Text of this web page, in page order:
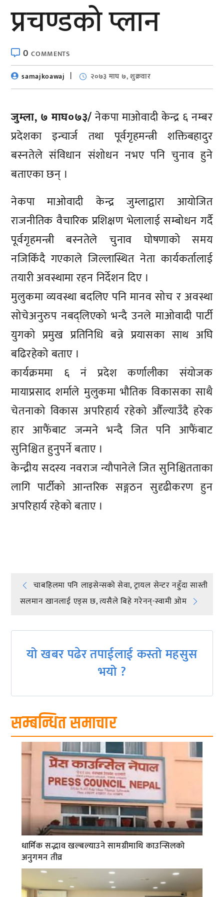
प्रचण्डको प्लान
0COMMENTS
samajkoawaj
२०७३ माघ ७, शुक्रवार
जुम्ला, ७ माघ०७३/नेकपा माओवादी केन्द्र ६ नम्बर
प्रदेशका इन्चार्ज तथा पूर्वगृहमन्त्री शक्तिबहादुर
बस्नतेले संविधान संशोधन नभए पनि चुनाव हुने
बताएका छन् ।
नेकपा माओवादी केन्द्र जुम्लाद्वारा आयोजित
राजनीतिक वैचारिक प्रशिक्षण भेलालाई सम्बोधन गर्दै
पूर्वगृहमन्त्री बस्नतेले चुनाव घोषणाको समय
नजिकिँदै गएकाले जिल्लास्थित नेता कार्यकर्तालाई
तयारी अवस्थामा रहन निर्देशन दिए ।
मुलुकमा व्यवस्था बदलिए पनि मानव सोच र अवस्था
सोचेअनुरुप नबद्लिएको भन्दै उनले माओवादी पार्टी
युगको प्रमुख प्रतिनिधि बन्ने प्रयासका साथ अघि
बढिरहेको बताए ।
कार्यक्रममा ६ नं प्रदेश कर्णालीका संयोजक
मायाप्रसाद शर्माले मुलुकमा भौतिक विकासका साथै
चेतनाको विकास अपरिहार्य रहेको औँल्याउँदै हरेक
हार आफैंबाट जन्मने भन्दै जित पनि आफैंबाट
सुनिश्चित हुनुपर्ने बताए ।
केन्द्रीय सदस्य नवराज न्यौपानेले जित सुनिश्चितताका
लागि पार्टीको आन्तरिक सङ्गठन सुदृढीकरण हुन
अपरिहार्य रहेको बताए ।
Post
navigation
चाबहिलमा पनि लाइसेन्सको सेवा, ट्रायल सेन्टर नहुँदा सास्ती
सलमान खानलाई एड्स छ, त्यसैले बिहे गरेनन्-स्वामी ओम
यो खबर पढेर तपाईलाई कस्तो महसुस
भयो ?
सम्बन्धित समाचार
धार्मिक सद्भाव खल्बल्याउने सामग्रीमाथि काउन्सिलको
अनुगमन तीव्र